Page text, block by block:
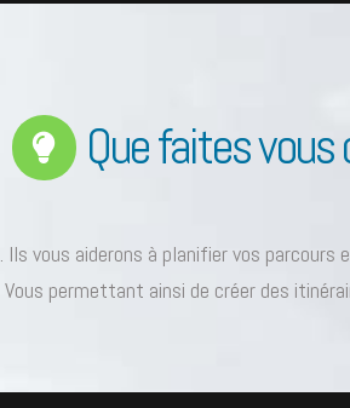
Que faites
vous aiderons à planifier vos
Vous permettant ainsi de créer des